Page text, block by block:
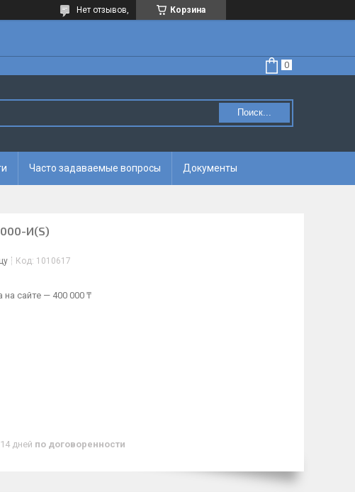
Корзина
Нет отзывов,
Поиск...
Часто задаваемые вопросы Документы
И(S)
Код: 1010617
сайте — 400 000 ₸
дней по договоренности